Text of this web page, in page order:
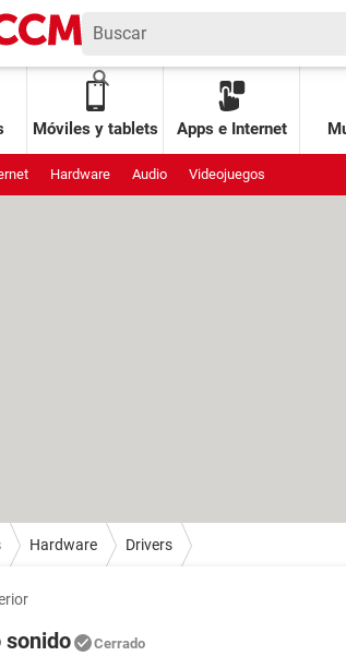
Móviles y tablets Apps e Internet
Hardware Audio Videojuegos
Hardware Drivers
sonido Cerrado